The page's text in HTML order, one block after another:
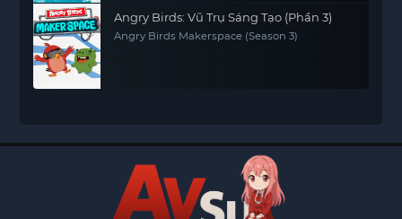
Angry Birds: Vũ Trụ Sáng Tạo (Phần 3)
Angry Birds Makerspace (Season 3)